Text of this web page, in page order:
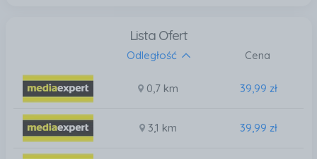
Lista Ofert
Odległość Cena
0,7 km 39,99 zł
3,1 km 39,99 zł